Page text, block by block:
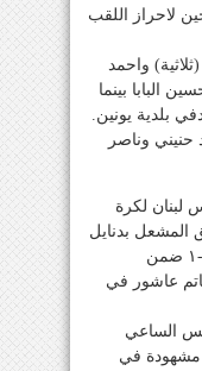
لاحراز اللقب
واحمد
البابا بينما
بلدية يونين.
حنيني وناصر
لبنان لكرة
المشعل بدنايل
عندما تغلب على طرابلس الفيحاء ٣-١ ضمن
عاشور في
الساعي
مشهودة في